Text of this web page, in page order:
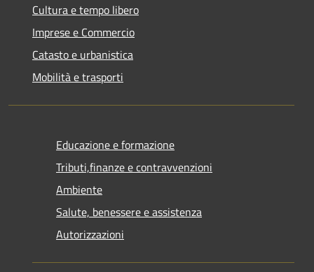
Cultura e tempo libero
Imprese e Commercio
Catasto e urbanistica
Mobilità e trasporti
Educazione e formazione
Tributi,finanze e contravvenzioni
Ambiente
Salute, benessere e assistenza
Autorizzazioni